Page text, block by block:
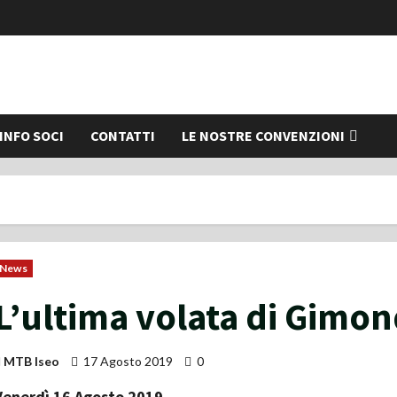
INFO SOCI CONTATTI LE NOSTRE CONVENZIONI
News
volata di
MTB Iseo 17 Agosto 2019 0